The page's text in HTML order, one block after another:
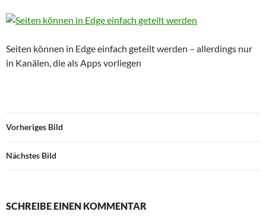
Seiten können in Edge einfach geteilt werden – allerdings nur
in Kanälen, die als Apps vorliegen
Vorheriges Bild
Nächstes Bild
SCHREIBE EINEN KOMMENTAR